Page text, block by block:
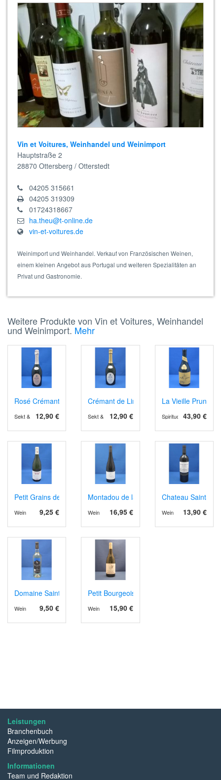
Vin et Voitures, Weinhandel und Weinimport
Hauptstraße 2
28870 Ottersberg / Otterstedt
04205 315661
04205 319309
01724318667
ha.theu@t-online.de
vin-et-voitures.de
Weinimport und Weinhandel. Verkauf von Französischen Weinen,
einem kleinen Angebot aus Portugal und weiteren Spezialitäten an
Privat und Gastronomie.
Weitere Produkte von Vin et Voitures, Weinhandel
und Weinimport. Mehr
Rosé Crémant de Limoux Grande Cuvée
12,90 €
Sekt & Schaumwein
Crémant de Limoux Grande Cuvée 1531
12,90 €
Sekt & Schaumwein
La Vieille Prune
43,90 €
Spirituosen
Petit Grains de Folie IGP 2022/4
9,25 €
Wein
Montadou de la Feilho, AOP Corbières
16,95 €
Wein
Chateau Saint-Go
13,90 €
Wein
Domaine Sainte Juste AOP Corbières 2024 weiss
9,50 €
Wein
Petit Bourgeois VdP Val de Loire 2023
15,90 €
Wein
Leistungen
Branchenbuch
Anzeigen/Werbung
Filmproduktion
Informationen
Team und Redaktion